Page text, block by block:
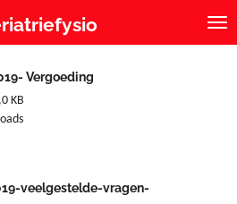
Vergoeding
KB
veelgestelde-vragen-